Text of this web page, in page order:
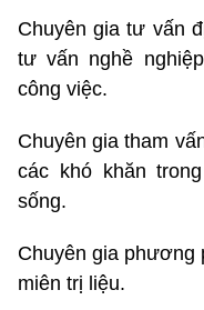
Chuyên gia tư vấn
tư vấn nghề
công việc.
Chuyên gia tham
các khó khăn
sống.
Chuyên gia phương
miên trị liệu.